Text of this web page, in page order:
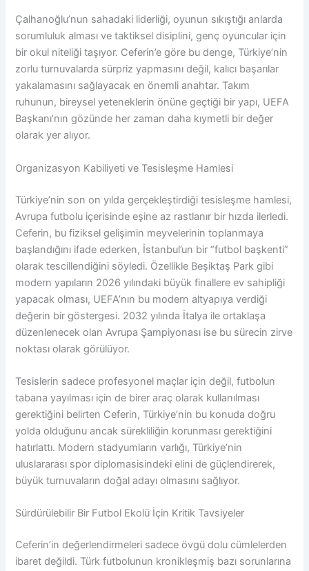
Çalhanoğlu’nun sahadaki liderliği, oyunun sıkıştığı anlarda
sorumluluk alması ve taktiksel disiplini, genç oyuncular için
bir okul niteliği taşıyor. Ceferin’e göre bu denge, Türkiye’nin
zorlu turnuvalarda sürpriz yapmasını değil, kalıcı başarılar
yakalamasını sağlayacak en önemli anahtar. Takım
ruhunun, bireysel yeteneklerin önüne geçtiği bir yapı, UEFA
Başkanı’nın gözünde her zaman daha kıymetli bir değer
olarak yer alıyor.
Organizasyon Kabiliyeti ve Tesisleşme Hamlesi
Türkiye’nin son on yılda gerçekleştirdiği tesisleşme hamlesi,
Avrupa futbolu içerisinde eşine az rastlanır bir hızda ilerledi.
Ceferin, bu fiziksel gelişimin meyvelerinin toplanmaya
başlandığını ifade ederken, İstanbul’un bir “futbol başkenti”
olarak tescillendiğini söyledi. Özellikle Beşiktaş Park gibi
modern yapıların 2026 yılındaki büyük finallere ev sahipliği
yapacak olması, UEFA’nın bu modern altyapıya verdiği
değerin bir göstergesi. 2032 yılında İtalya ile ortaklaşa
düzenlenecek olan Avrupa Şampiyonası ise bu sürecin zirve
noktası olarak görülüyor.
Tesislerin sadece profesyonel maçlar için değil, futbolun
tabana yayılması için de birer araç olarak kullanılması
gerektiğini belirten Ceferin, Türkiye’nin bu konuda doğru
yolda olduğunu ancak sürekliliğin korunması gerektiğini
hatırlattı. Modern stadyumların varlığı, Türkiye’nin
uluslararası spor diplomasisindeki elini de güçlendirerek,
büyük turnuvaların doğal adayı olmasını sağlıyor.
Sürdürülebilir Bir Futbol Ekolü İçin Kritik Tavsiyeler
Ceferin’in değerlendirmeleri sadece övgü dolu cümlelerden
ibaret değildi. Türk futbolunun kronikleşmiş bazı sorunlarına